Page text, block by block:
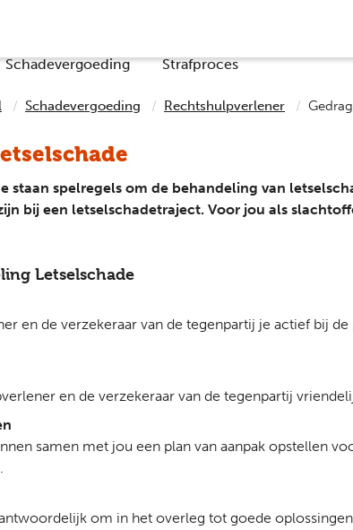
Schadevergoeding Strafproces
Schadevergoeding Rechtshulpverlener
staan spelregels om de behandeling van
bij een letselschadetraject. Voor jou als
Letselschade
en de verzekeraar van de tegenpartij je actief bij
en de verzekeraar van de tegenpartij
samen met jou een plan van aanpak opstellen
om in het overleg tot goede